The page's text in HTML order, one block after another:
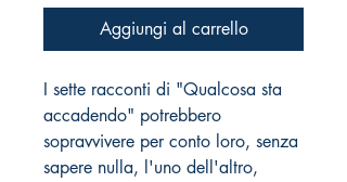
Aggiungi al carrello
I sette racconti di "Qualcosa sta
accadendo" potrebbero
sopravvivere per conto loro, senza
sapere nulla, l'uno dell'altro,